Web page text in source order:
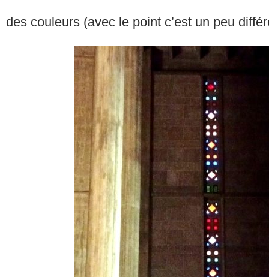
des couleurs (avec le point c’est un peu